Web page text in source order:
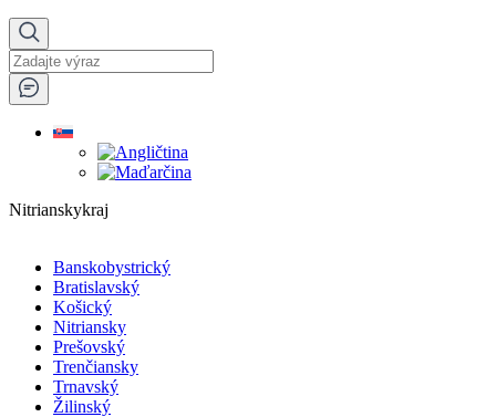
Nitrianskykraj
Banskobystrický
Bratislavský
Košický
Nitriansky
Prešovský
Trenčiansky
Trnavský
Žilinský